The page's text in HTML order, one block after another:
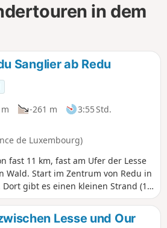
in dem
Sanglier ab Redu
-261 m
3:55 Std.
de Luxembourg)
fast 11 km, fast am Ufer der Lesse
Wald. Start im Zentrum von Redu in
gibt es einen kleinen Strand (1),
Ihre Füße ins Wasser tauchen
recht einfach, auch wenn es ein
nichts allzu Schwieriges. Ich habe
Lesse und Our